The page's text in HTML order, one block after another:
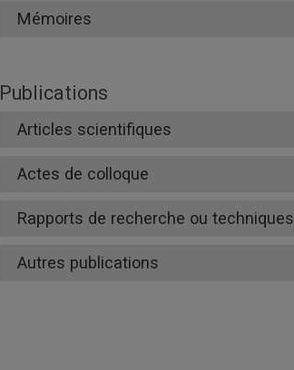
Mémoires
Publications
Articles scientifiques
Actes de colloque
Rapports de recherche ou techniques
Autres publications